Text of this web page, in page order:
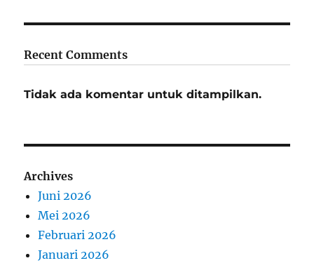
Recent Comments
Tidak ada komentar untuk ditampilkan.
Archives
Juni 2026
Mei 2026
Februari 2026
Januari 2026